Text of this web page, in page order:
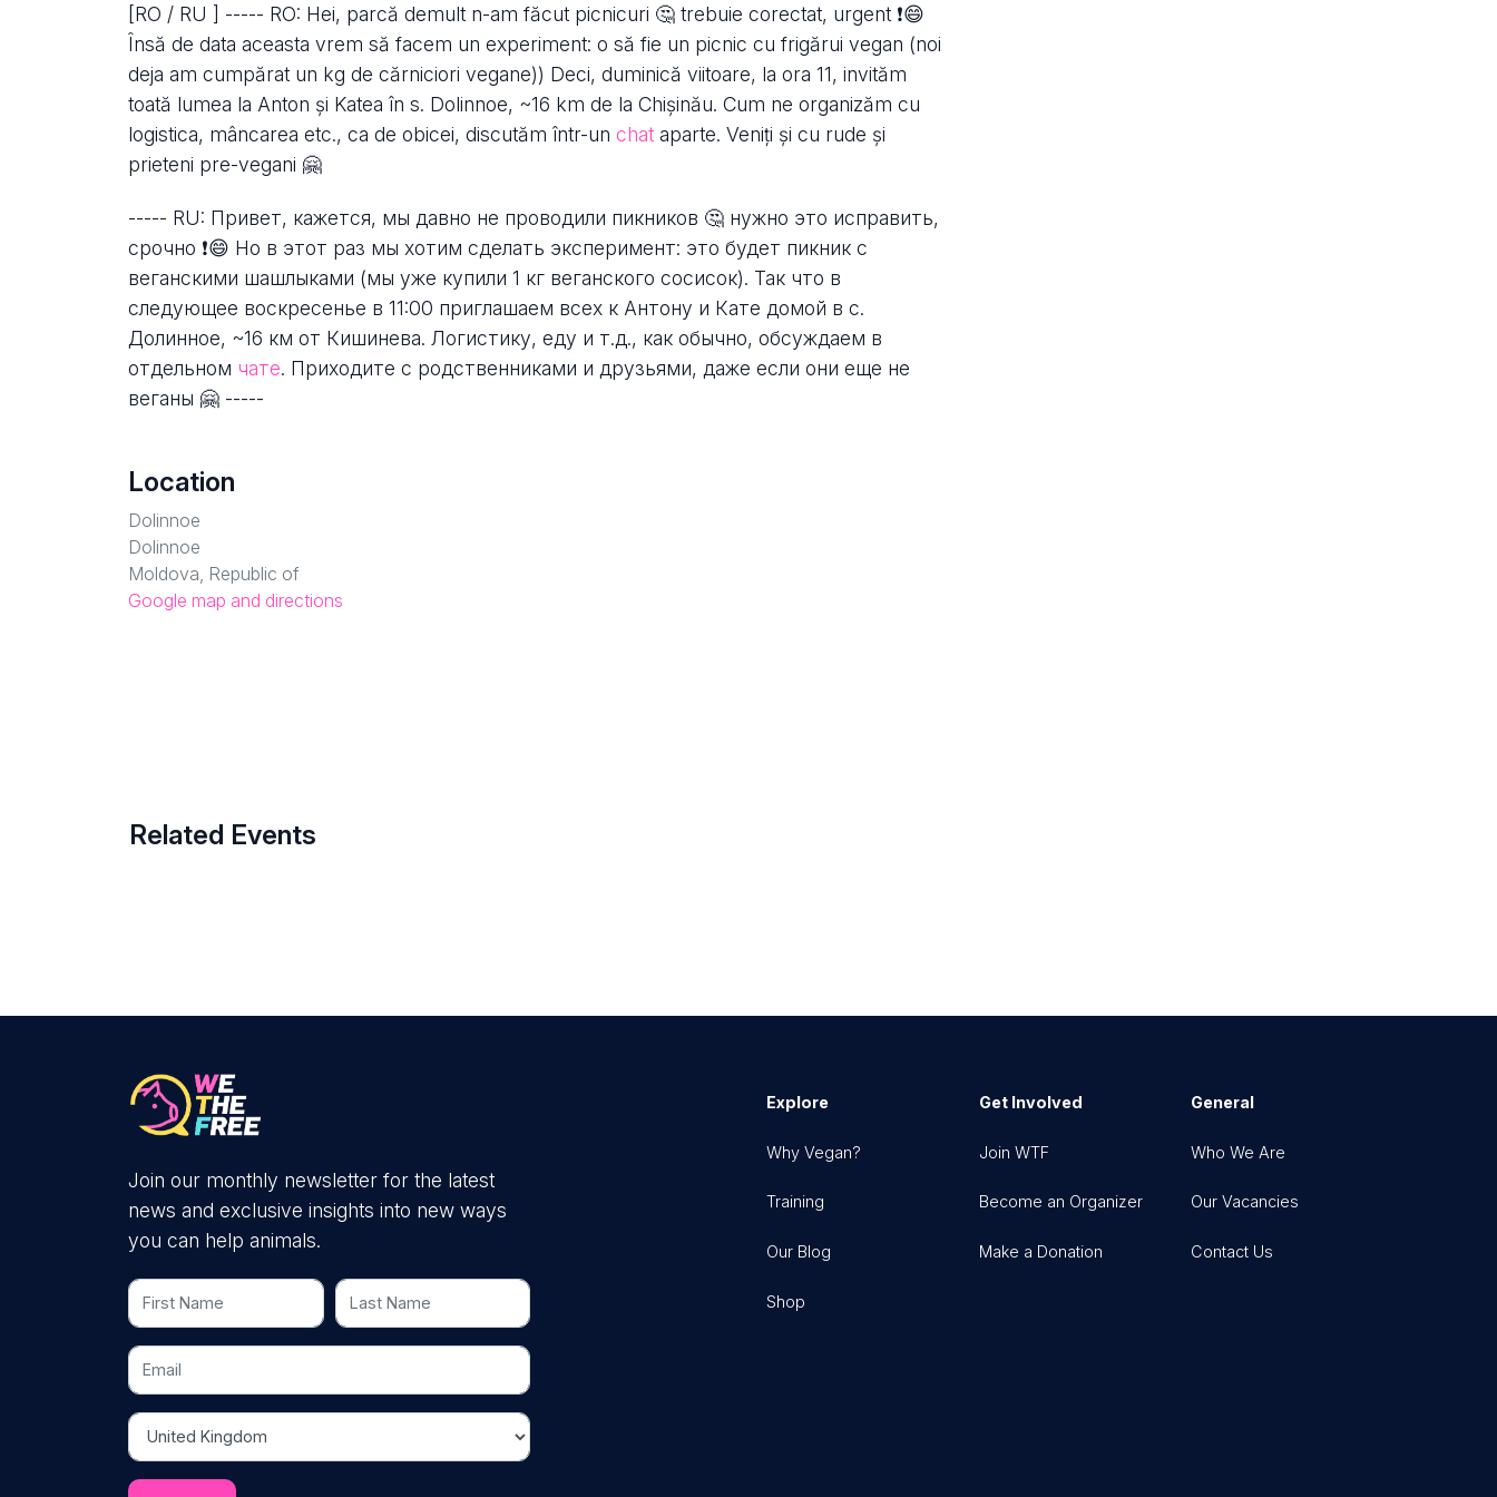
[RO / RU ] ----- RO: Hei, parcă demult n-am făcut picnicuri 🤔 trebuie corectat, urgent ❗️😄
Însă de data aceasta vrem să facem un experiment: o să fie un picnic cu frigărui vegan (noi
deja am cumpărat un kg de cărniciori vegane)) Deci, duminică viitoare, la ora 11, invităm
toată lumea la Anton și Katea în s. Dolinnoe, ~16 km de la Chișinău. Cum ne organizăm cu
logistica, mâncarea etc., ca de obicei, discutăm într-un chat aparte. Veniți și cu rude și
prieteni pre-vegani 🤗
----- RU: Привет, кажется, мы давно не проводили пикников 🤔 нужно это исправить,
срочно ❗️😄 Но в этот раз мы хотим сделать эксперимент: это будет пикник с
веганскими шашлыками (мы уже купили 1 кг веганского сосисок). Так что в
следующее воскресенье в 11:00 приглашаем всех к Антону и Кате домой в с.
Долинное, ~16 км от Кишинева. Логистику, еду и т.д., как обычно, обсуждаем в
отдельном чате. Приходите с родственниками и друзьями, даже если они еще не
веганы 🤗 -----
Location
Dolinnoe
Dolinnoe
Moldova, Republic of
Google map and directions
Related Events
Join our monthly newsletter for the latest
news and exclusive insights into new ways
you can help animals.
First Name Last Name
Email
Country
Explore
Why Vegan?
Training
Our Blog
Shop
Get Involved
Join WTF
Become an Organizer
Make a Donation
General
Who We Are
Our Vacancies
Contact Us